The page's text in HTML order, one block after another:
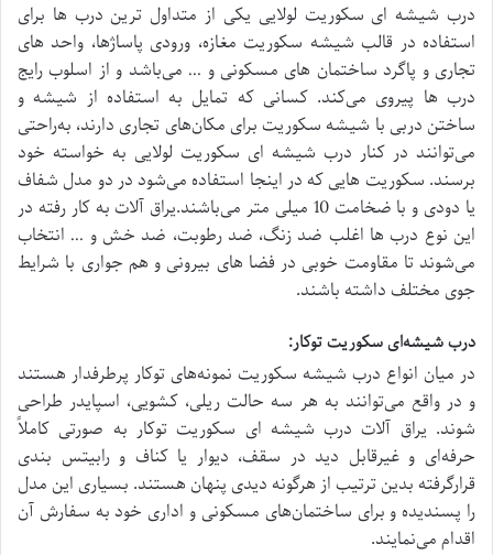
درب شیشه‌ ای سکوریت لولایی یکی از متداول‌ ترین درب‌ ها برای
استفاده در قالب شیشه سکوریت مغازه، ورودی پاساژها، واحد های
تجاری و پاگرد ساختمان‌ های مسکونی و … می‌باشد و از اسلوب رایج
درب‌ ها پیروی می‌کند. کسانی که تمایل به استفاده از شیشه و
ساختن دربی با شیشه سکوریت برای مکان‌های تجاری دارند، به‌راحتی
می‌توانند در کنار درب شیشه‌ ای سکوریت لولایی به خواسته خود
برسند. سکوریت هایی که در اینجا استفاده می‌شود در دو مدل شفاف
یا دودی و با ضخامت 10 میلی‌ متر می‌باشند.یراق‌ آلات به‌ کار رفته در
این نوع درب‌ ها اغلب ضد زنگ، ضد رطوبت، ضد خش و … انتخاب
می‌شوند تا مقاومت خوبی در فضا های بیرونی و هم‌ جواری با شرایط
جوی مختلف داشته باشند.
درب شیشه‌ای سکوریت توکار:
در میان انواع درب شیشه سکوریت نمونه‌های توکار پرطرفدار هستند
و در واقع می‌توانند به هر سه حالت ریلی، کشویی، اسپایدر طراحی
شوند. یراق‌ آلات درب شیشه‌ ای سکوریت توکار به صورتی کاملاً
حرفه‌ای و غیرقابل دید در سقف، دیوار یا کناف و رابیتس‌ بندی
قرارگرفته بدین ترتیب از هرگونه دیدی پنهان هستند. بسیاری این مدل
را پسندیده و برای ساختمان‌های مسکونی و اداری خود به سفارش آن
اقدام می‌نمایند.